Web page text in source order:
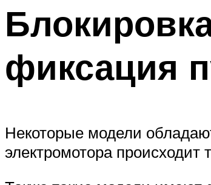
фиксация
Некоторые модели
электромотора происходит